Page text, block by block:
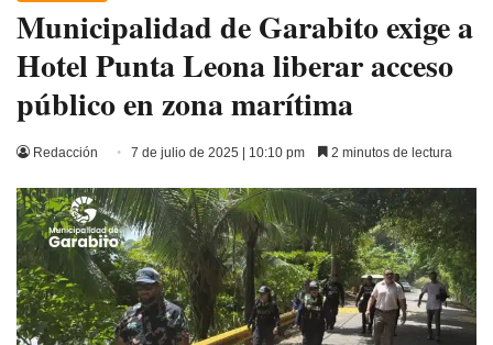
Municipalidad de Garabito exige a
Hotel Punta Leona liberar acceso
público en zona marítima
Redacción 7 de julio de 2025 | 10:10 pm 2 minutos de lectura